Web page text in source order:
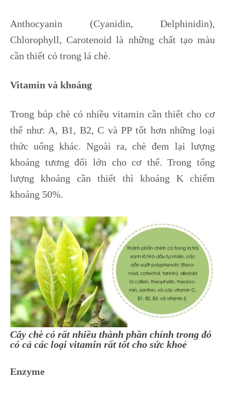
Anthocyanin (Cyanidin, Delphinidin),
Chlorophyll, Carotenoid là những chất tạo màu
cần thiết có trong lá chè.
Vitamin và khoáng
Trong búp chè có nhiều vitamin cần thiết cho cơ
thể như: A, B1, B2, C và PP tốt hơn những loại
thức uống khác. Ngoài ra, chè đem lại lượng
khoáng tương đối lớn cho cơ thể. Trong tổng
lượng khoáng cần thiết thì khoáng K chiếm
khoảng 50%.
Cây chè có rất nhiều thành phần chính trong đó
có cả các loại vitamin rất tốt cho sức khoẻ
Enzyme